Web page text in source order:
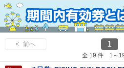
< 前へ 1
全 19 件 1～